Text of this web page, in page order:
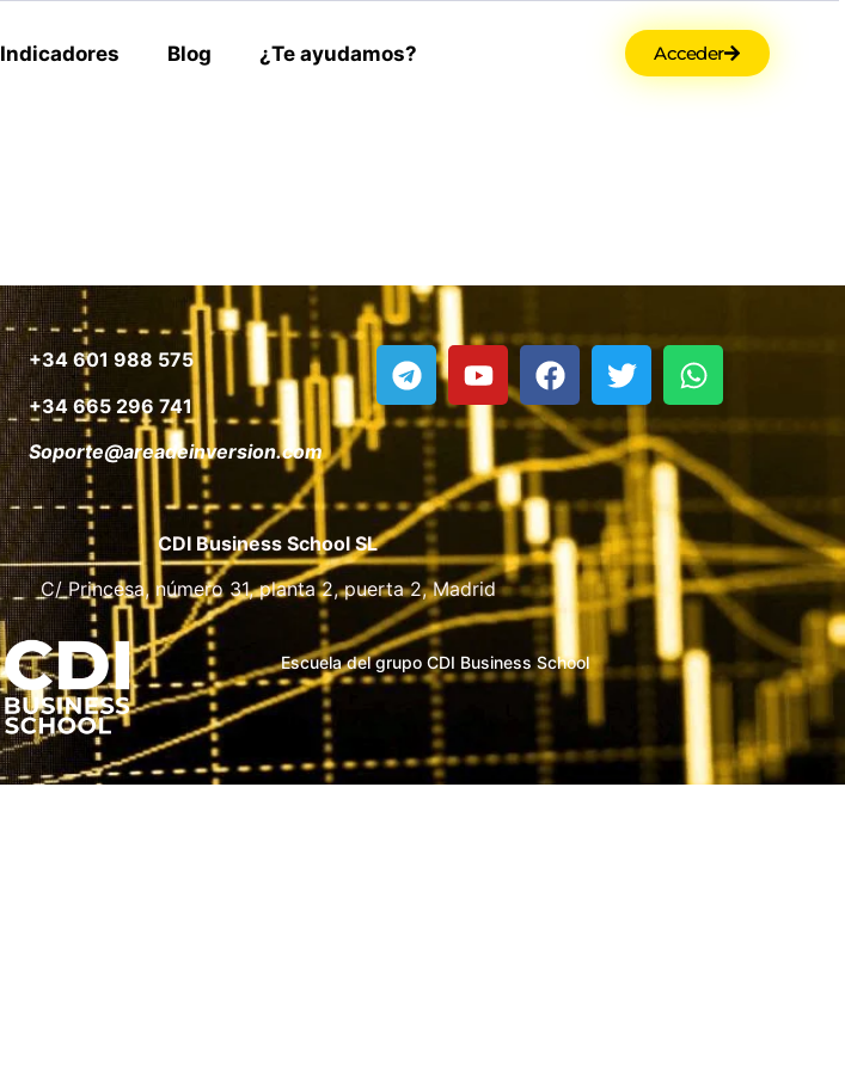
Indicadores Blog ¿Te ayudamos? Acceder
+34 601 988 575
+34 665 296 741
Soporte@areadeinversion.com
CDI Business School SL
C/ Princesa, número 31, planta 2, puerta 2, Madrid
Escuela del grupo CDI Business School